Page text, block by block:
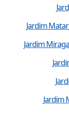
Jardim
Jardim
Jardim